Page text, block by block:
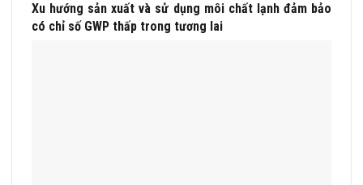
Xu hướng sản xuất và sử dụng môi chất lạnh đảm bảo
có chỉ số GWP thấp trong tương lai